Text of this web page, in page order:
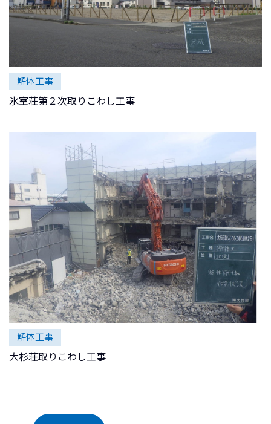
解体工事
氷室荘第２次取りこわし工事
解体工事
大杉荘取りこわし工事